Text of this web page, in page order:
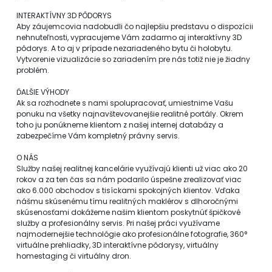
INTERAKTÍVNY 3D PÔDORYS
Aby záujemcovia nadobudli čo najlepšiu predstavu o dispozícii
nehnuteľnosti, vypracujeme Vám zadarmo aj interaktívny 3D
pôdorys. A to aj v prípade nezariadeného bytu či holobytu.
Vytvorenie vizualizácie so zariadením pre nás totiž nie je žiadny
problém.
ĎALŠIE VÝHODY
Ak sa rozhodnete s nami spolupracovať, umiestnime Vašu
ponuku na všetky najnavštevovanejšie realitné portály. Okrem
toho ju ponúkneme klientom z našej internej databázy a
zabezpečíme Vám kompletný právny servis.
O NÁS
Služby našej realitnej kancelárie využívajú klienti už viac ako 20
rokov a za ten čas sa nám podarilo úspešne zrealizovať viac
ako 6.000 obchodov s tisíckami spokojných klientov. Vďaka
nášmu skúsenému tímu realitných maklérov s dlhoročnými
skúsenosťami dokážeme našim klientom poskytnúť špičkové
služby a profesionálny servis. Pri našej práci využívame
najmodernejšie technológie ako profesionálne fotografie, 360°
virtuálne prehliadky, 3D interaktívne pôdorysy, virtuálny
homestaging či virtuálny dron.